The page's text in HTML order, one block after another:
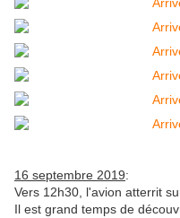
16 septembre 2019:
Vers 12h30, l'avion atterrit
Il est grand temps de